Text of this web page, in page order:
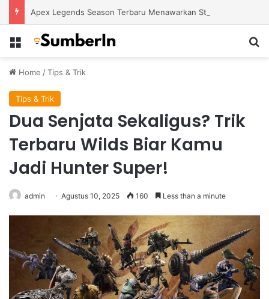
Menu
Home /Tips & Trik
Tips & Trik
Dua Senjata Sekaligus? Trik
Terbaru Wilds Biar Kamu
Jadi Hunter Super!
admin Agustus 10, 2025 160 Less than a minute